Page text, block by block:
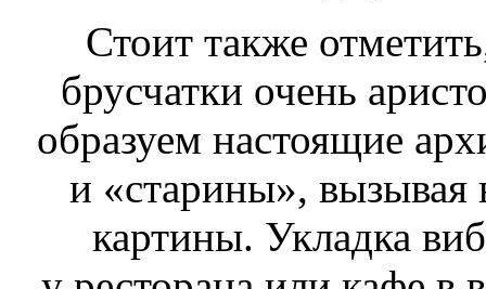
Стоит также
брусчатки очень
образуем настоящие
и «старины», вызывая
картины. Укладка